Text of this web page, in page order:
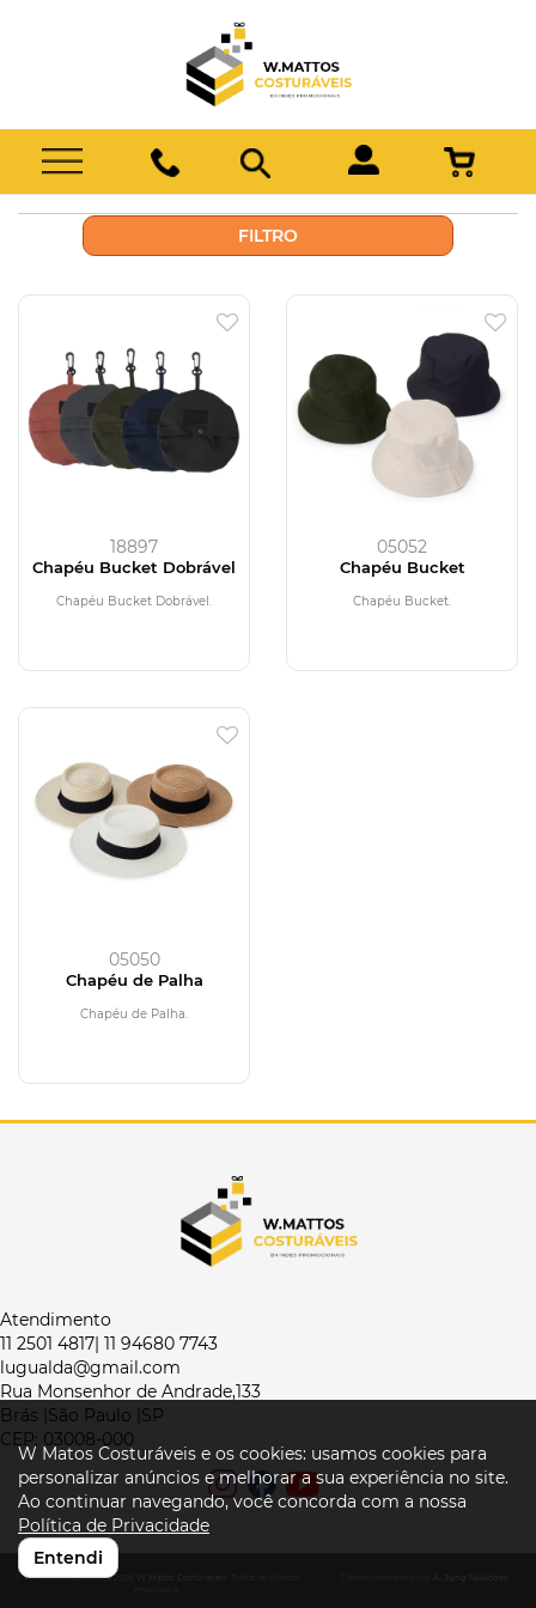
FILTRO
18897
Chapéu Bucket Dobrável
Chapéu Bucket Dobrável.
05052
Chapéu Bucket
Chapéu Bucket.
05050
Chapéu de Palha
Chapéu de Palha.
Atendimento
11 2501 4817| 11 94680 7743
lugualda@gmail.com
Rua Monsenhor de Andrade,133
Brás |São Paulo |SP
CEP: 03008-000
© W Matos Costuráveis 2026
W Matos Costuráveis e os cookies: usamos cookies para
personalizar anúncios e melhorar a sua experiência no site.
Ao continuar navegando, você concorda com a nossa
Política de Privacidade
Entendi